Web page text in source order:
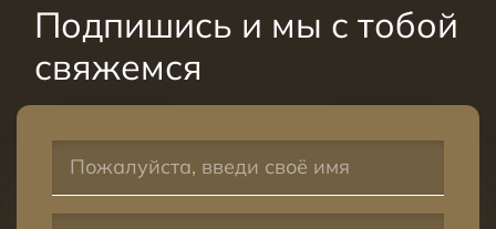
Подпишись и мы с тобой
свяжемся